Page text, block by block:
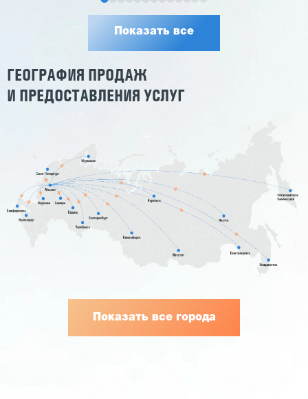
Показать все
ГЕОГРАФИЯ ПРОДАЖ
И ПРЕДОСТАВЛЕНИЯ УСЛУГ
Показать все города